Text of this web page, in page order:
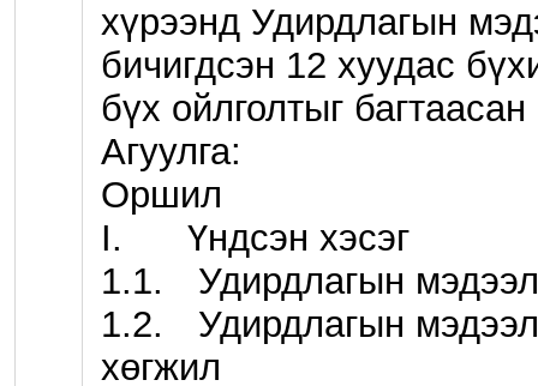
хүрээнд Удирдлагын
бичигдсэн 12 хуудас
бүх ойлголтыг
Агуулга:
Оршил
I.	Үндсэн хэсэг
1.1.	 Удирдлагын мэдээллийн системийн тухай
1.2.	 Удирдлагын мэдээллийн системийн үүсэл,
хөгжил